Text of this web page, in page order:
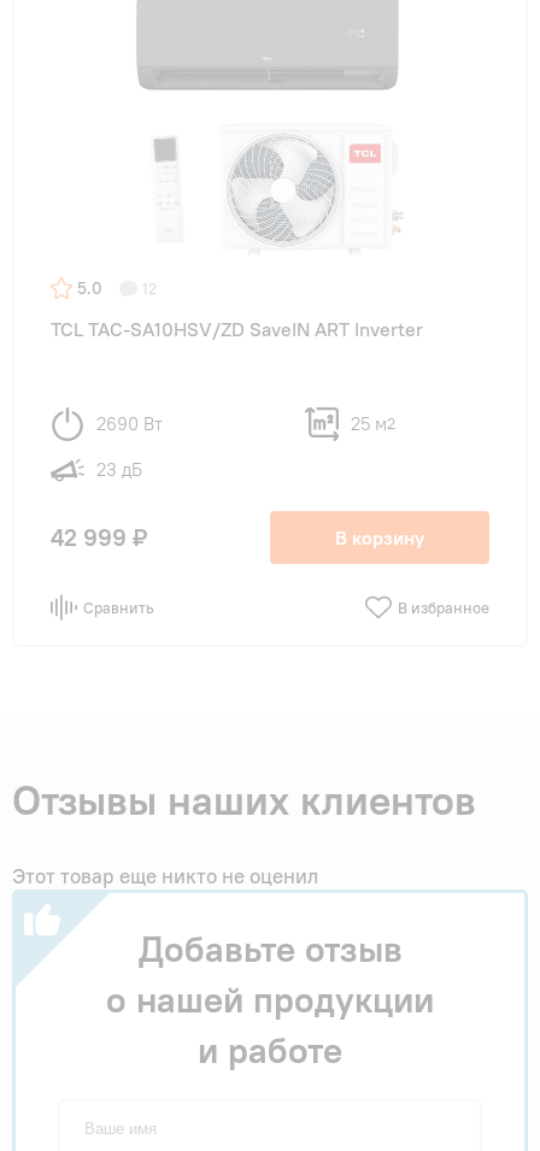
5.0 12
TCL TAC-SA10HSV/ZD SaveIN ART Inverter
2690 Вт 25 м2
23 дБ
42 999 ₽ В корзину
Сравнить В избранное
Отзывы наших клиентов
Этот товар еще никто не оценил
Добавьте отзыв
о нашей продукции
и работе